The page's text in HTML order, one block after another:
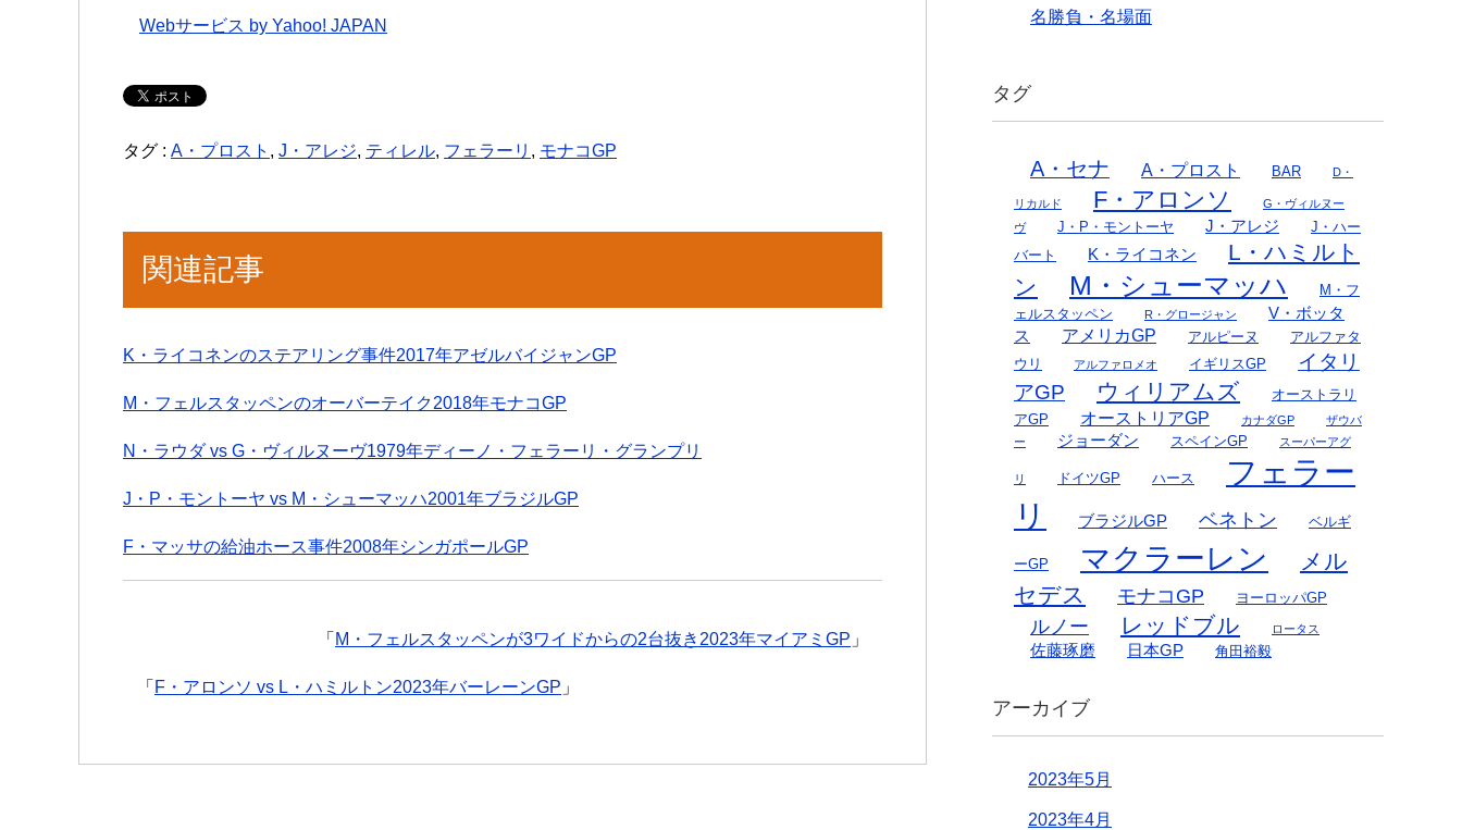
Webサービス by Yahoo! JAPAN
タグ : A・プロスト , J・アレジ, ティレル, フェラーリ , モナコGP
関連記事
K・ライコネンのステアリング事件2017年アゼルバイジャンGP
M・フェルスタッペンのオーバーテイク2018年モナコGP
N・ラウダ vs G・ヴィルヌーヴ1979年ディーノ・フェラーリ・グランプリ
J・P・モントーヤ vs M・シューマッハ2001年ブラジルGP
F・マッサの給油ホース事件2008年シンガポールGP
「 M・フェルスタッペンが3ワイドからの2台抜き2023年マイアミGP 」
「 F・アロンソ vs L・ハミルトン2023年バーレーンGP 」
名勝負・名場面
タグ
A・セナ A・プロスト BAR D・
リカルド F・アロンソ
G・ヴィルヌー
ヴ
J・P・モントーヤ J・アレジ
J・ハー
バート
K・ライコネン
L・ハミルト
ン
M・シューマッハ
M・フ
ェルスタッペン
R・グロージャン
V・ボッタ
ス
アメリカGP アルピーヌ
アルファタ
ウリ
アルファロメオ イギリスGP
イタリ
アGP
ウィリアムズ
オーストラリ
アGP
オーストリアGP カナダGP
ザウバ
ー
ジョーダン スペインGP スーパーアグ
リ ドイツGP ハース
フェラー
リ
ブラジルGP ベネトン ベルギ
ーGP マクラーレン
メル
セデス
モナコGP ヨーロッパGP
ルノー レッドブル ロータス
佐藤琢磨 日本GP 角田裕毅
アーカイブ
2023年5月
2023年4月